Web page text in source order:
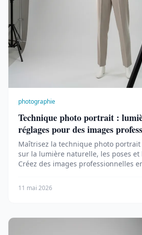
photographie
Technique photo portrait :
réglages pour des images
Maîtrisez la technique photo portrait
sur la lumière naturelle, les poses et
Créez des images professionnelles
11 mai 2026